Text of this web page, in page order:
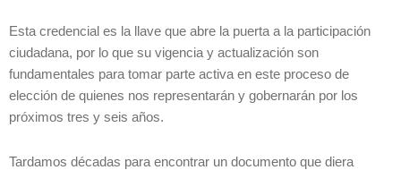
Esta credencial es la llave que abre la puerta a la participación
ciudadana, por lo que su vigencia y actualización son
fundamentales para tomar parte activa en este proceso de
elección de quienes nos representarán y gobernarán por los
próximos tres y seis años.
Tardamos décadas para encontrar un documento que diera